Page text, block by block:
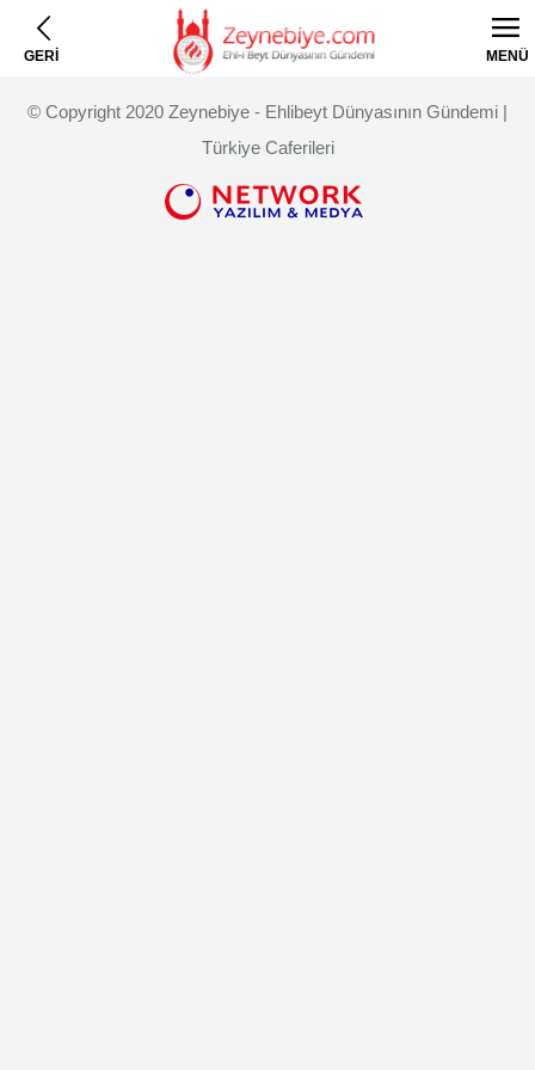
GERİ MENÜ
© Copyright 2020 Zeynebiye - Ehlibeyt Dünyasının Gündemi |
Türkiye Caferileri